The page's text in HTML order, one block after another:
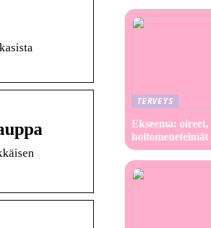
TERVEYS
Ekseema: oireet,
hoitomenetelmät